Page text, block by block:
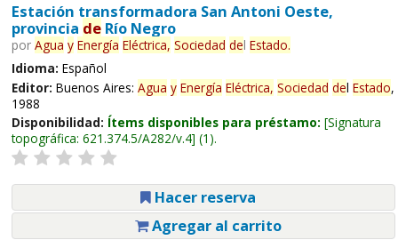
Estación transformadora San Antoni Oeste,
provincia deRío Negro
por Agua y Energía Eléctrica, Sociedad del Estado.
Idioma: Español
Editor: Buenos Aires: Agua y Energía Eléctrica, Sociedad del Estado,
1988
Disponibilidad: Ítems disponibles para préstamo: Signatura
topográfica: 621.374.5/A282/v.4 (1).
Hacer reserva
Agregar al carrito